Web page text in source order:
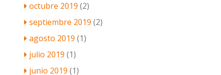
octubre 2019 (2)
septiembre 2019 (2)
agosto 2019 (1)
julio 2019 (1)
junio 2019 (1)